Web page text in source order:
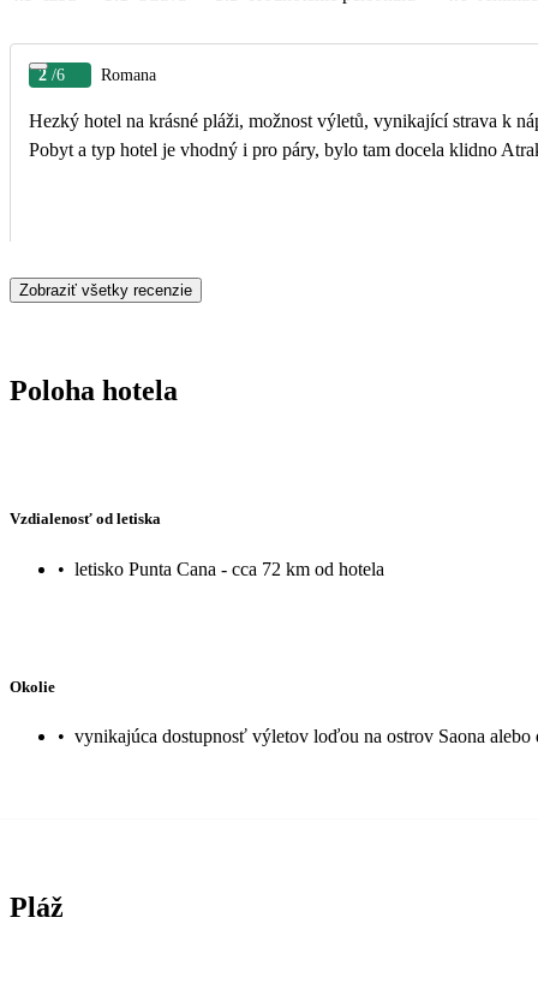
2 /6 Romana
Hezký hotel na krásné pláži, možnost výletů, vynikající strava k
Pobyt a typ hotel je vhodný i pro páry, bylo
Zobraziť všetky recenzie
Poloha hotela
Vzdialenosť od letiska
• letisko Punta Cana - cca 72 km od hotela
Okolie
• vynikajúca dostupnosť výletov loďou na ostrov Saona
Pláž